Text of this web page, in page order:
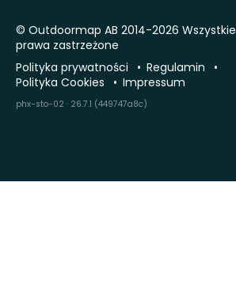
© Outdoormap AB 2014-2026 Wszystkie
prawa zastrzeżone
Polityka prywatności
Regulamin
Polityka Cookies
Impressum
phx-sto-02 · 26.7.1 (449747a8c)